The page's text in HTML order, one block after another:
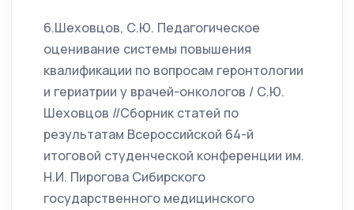
6.Шеховцов, С.Ю. Педагогическое
оценивание системы повышения
квалификации по вопросам геронтологии
и гериатрии у врачей-онкологов / С.Ю.
Шеховцов //Сборник статей по
результатам Всероссийской 64-й
итоговой студенческой конференции им.
Н.И. Пирогова Сибирского
государственного медицинского